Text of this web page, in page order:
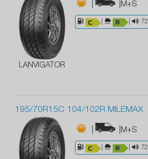
LANVIGATOR
| |M+S
72
195/70R15C 104/102R MILEMAX
| |M+S
72